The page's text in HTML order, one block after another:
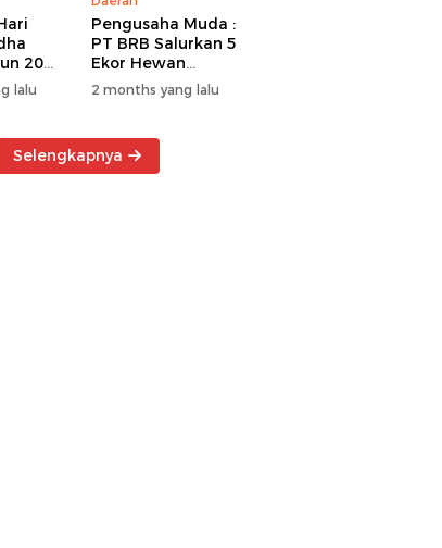
2026
lalu
Pengusaha Muda :
PT BRB Salurkan 5
Ekor Hewan
Kurban Kepada
Warga Khususnya
Operasional
2 months yang lalu
Selengkapnya